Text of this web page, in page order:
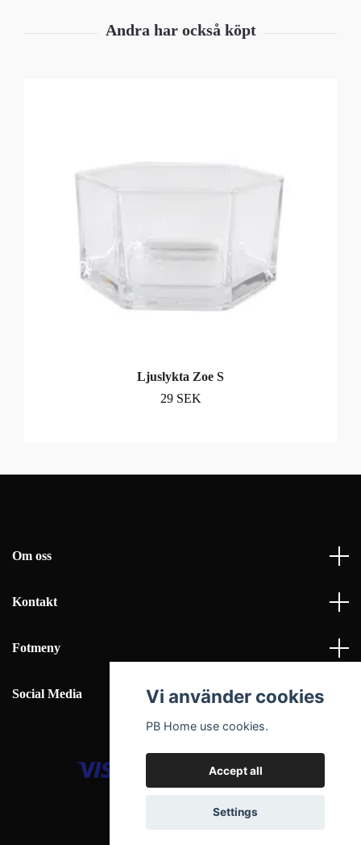
Ljuslykta Zoe S
29 SEK
Om oss
Kontakt
Fotmeny
Social Media
© 2026 PB Home Interior AB
Vi använder cookies
PB Home use cookies.
Accept all
Settings